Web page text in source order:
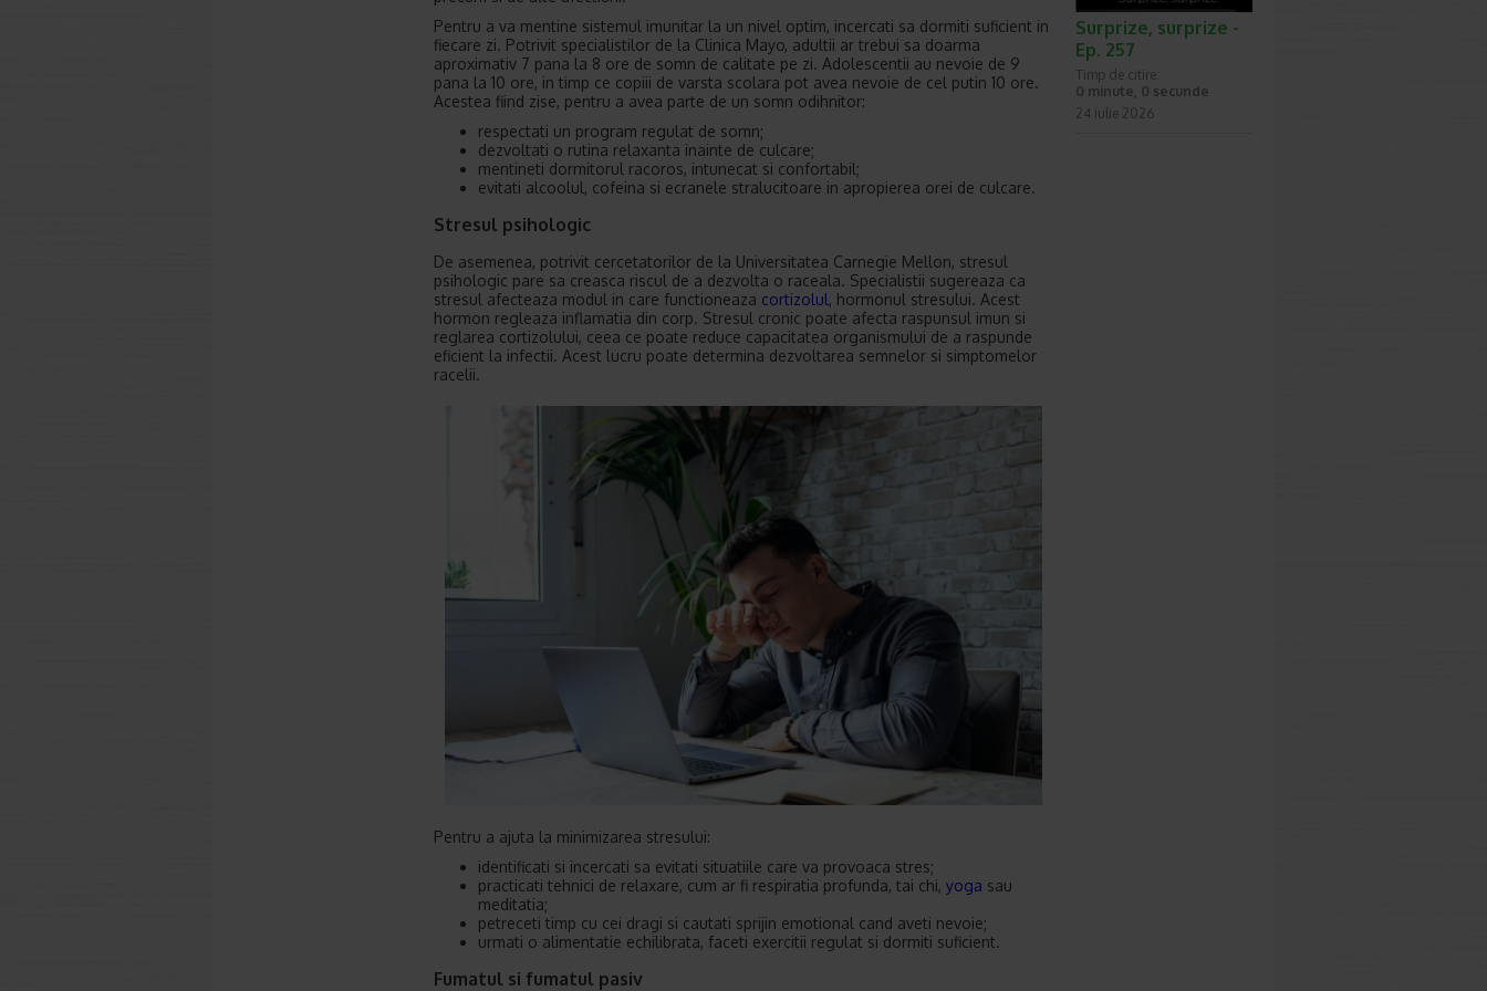
Pentru a va mentine sistemul imunitar la un nivel optim, incercati sa dormiti suficient in
fiecare zi. Potrivit specialistilor de la Clinica Mayo, adultii ar trebui sa doarma
aproximativ 7 pana la 8 ore de somn de calitate pe zi. Adolescentii au nevoie de 9
pana la 10 ore, in timp ce copiii de varsta scolara pot avea nevoie de cel putin 10 ore.
Acestea fiind zise, pentru a avea parte de un somn odihnitor:
respectati un program regulat de somn;
dezvoltati o rutina relaxanta inainte de culcare;
mentineti dormitorul racoros, intunecat si confortabil;
evitati alcoolul, cofeina si ecranele stralucitoare in apropierea orei de culcare.
Stresul psihologic
De asemenea, potrivit cercetatorilor de la Universitatea Carnegie Mellon, stresul
psihologic pare sa creasca riscul de a dezvolta o raceala. Specialistii sugereaza ca
stresul afecteaza modul in care functioneaza cortizolul, hormonul stresului. Acest
hormon regleaza inflamatia din corp. Stresul cronic poate afecta raspunsul imun si
reglarea cortizolului, ceea ce poate reduce capacitatea organismului de a raspunde
eficient la infectii. Acest lucru poate determina dezvoltarea semnelor si simptomelor
racelii.
Pentru a ajuta la minimizarea stresului:
identificati si incercati sa evitati situatiile care va provoaca stres;
practicati tehnici de relaxare, cum ar fi respiratia profunda, tai chi, yoga sau
meditatia;
petreceti timp cu cei dragi si cautati sprijin emotional cand aveti nevoie;
urmati o alimentatie echilibrata, faceti exercitii regulat si dormiti suficient.
Fumatul si fumatul pasiv
Surprize, surprize -
Ep. 257
Timp de citire:
0 minute, 0 secunde
24 iulie 2026